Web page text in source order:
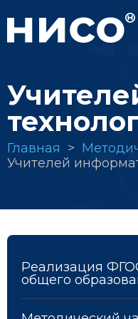
основному
Строка
Главная
Учителей
Реализация
общего